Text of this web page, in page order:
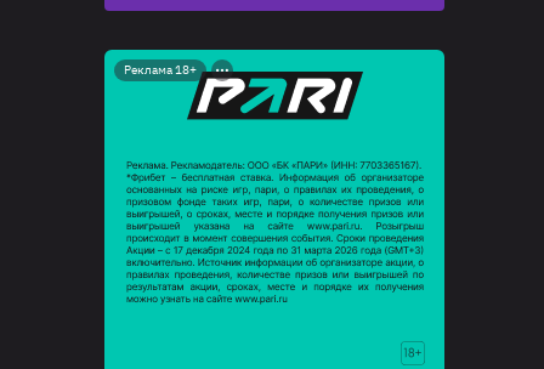
Реклама 18+